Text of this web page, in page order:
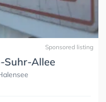
Sponsored listing
Suhr-Allee